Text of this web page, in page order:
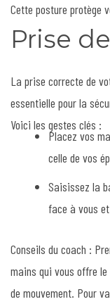
Cette posture protège
Prise
La prise correcte de
essentielle pour la
Voici les gestes clés :
Placez vos
celle de vos
Saisissez la
face à vous
Conseils du coach :
mains qui vous offre
de mouvement. Pour